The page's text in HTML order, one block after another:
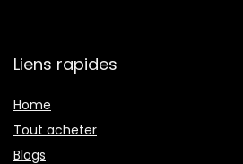
Liens rapides
Home
Tout acheter
Blogs